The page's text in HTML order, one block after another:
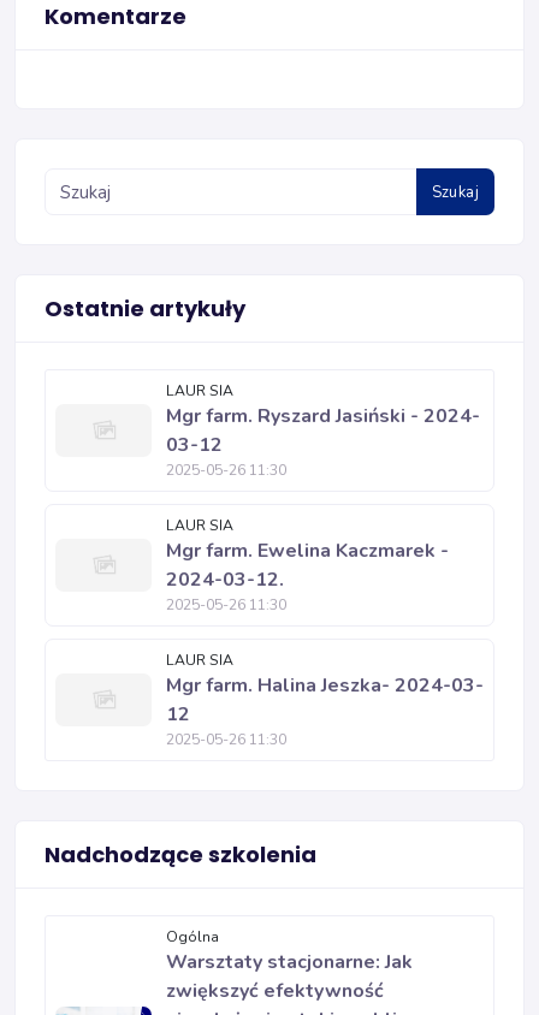
Komentarze
Szukaj
Ostatnie artykuły
LAUR SIA
Mgr farm. Ryszard Jasiński - 2024-
03-12
2025-05-26 11:30
LAUR SIA
Mgr farm. Ewelina Kaczmarek -
2024-03-12.
2025-05-26 11:30
LAUR SIA
Mgr farm. Halina Jeszka- 2024-03-
12
2025-05-26 11:30
Nadchodzące szkolenia
Ogólna
Warsztaty stacjonarne: Jak
zwiększyć efektywność